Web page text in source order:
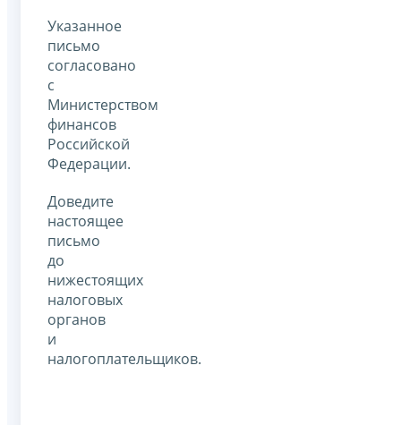
Указанное
письмо
согласовано
с
Министерством
финансов
Российской
Федерации.
Доведите
настоящее
письмо
до
нижестоящих
налоговых
органов
и
налогоплательщиков.